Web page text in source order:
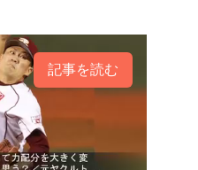
記事を読む